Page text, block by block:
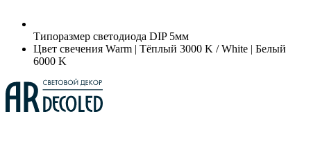
Типоразмер светодиода DIP 5мм
Цвет свечения Warm | Тёплый 3000 K / White | Белый
6000 K